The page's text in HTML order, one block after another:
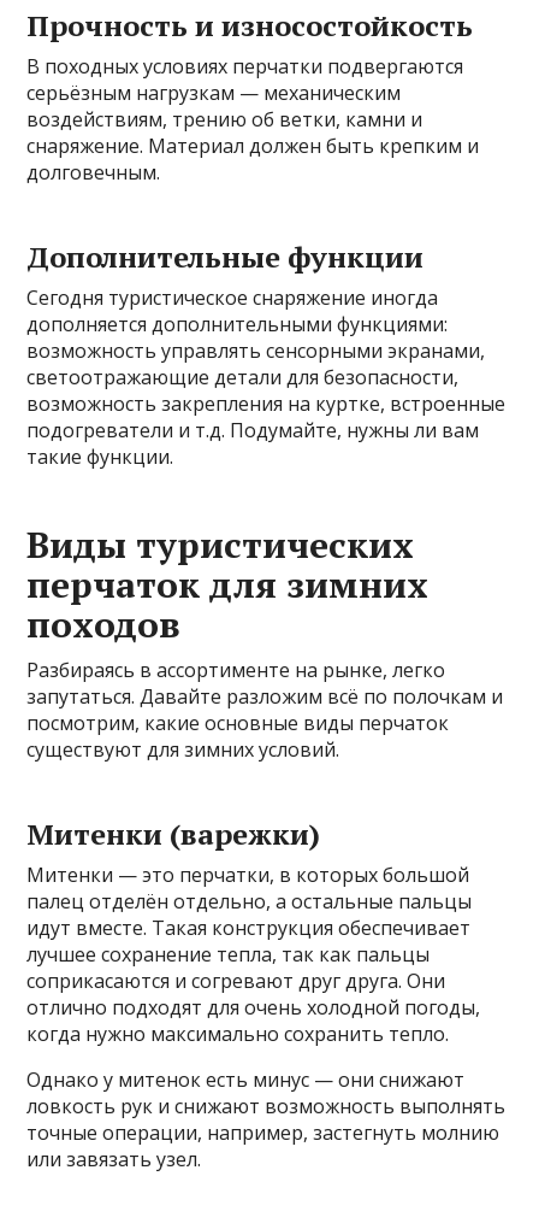
Прочность и износостойкость
В походных условиях перчатки подвергаются
серьёзным нагрузкам — механическим
воздействиям, трению об ветки, камни и
снаряжение. Материал должен быть крепким и
долговечным.
Дополнительные функции
Сегодня туристическое снаряжение иногда
дополняется дополнительными функциями:
возможность управлять сенсорными экранами,
светоотражающие детали для безопасности,
возможность закрепления на куртке, встроенные
подогреватели и т.д. Подумайте, нужны ли вам
такие функции.
Виды туристических
перчаток для зимних
походов
Разбираясь в ассортименте на рынке, легко
запутаться. Давайте разложим всё по полочкам и
посмотрим, какие основные виды перчаток
существуют для зимних условий.
Митенки (варежки)
Митенки — это перчатки, в которых большой
палец отделён отдельно, а остальные пальцы
идут вместе. Такая конструкция обеспечивает
лучшее сохранение тепла, так как пальцы
соприкасаются и согревают друг друга. Они
отлично подходят для очень холодной погоды,
когда нужно максимально сохранить тепло.
Однако у митенок есть минус — они снижают
ловкость рук и снижают возможность выполнять
точные операции, например, застегнуть молнию
или завязать узел.